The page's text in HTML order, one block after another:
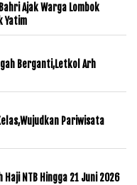
Ajak Warga Lombok
Yatim
Berganti,Letkol Arh
Pariwisata
NTB Hingga 21 Juni 2026